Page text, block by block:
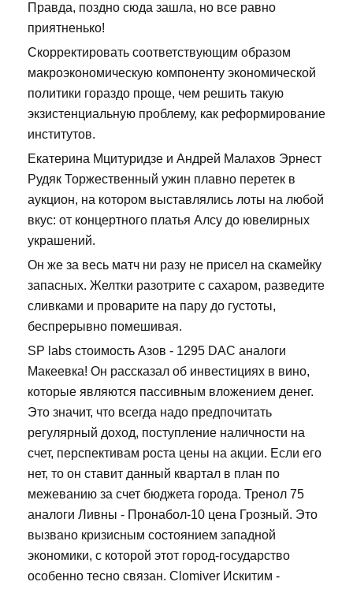
Правда, поздно сюда зашла, но все равно
приятненько!
Скорректировать соответствующим образом
макроэкономическую компоненту экономической
политики гораздо проще, чем решить такую
экзистенциальную проблему, как реформирование
институтов.
Екатерина Мцитуридзе и Андрей Малахов Эрнест
Рудяк Торжественный ужин плавно перетек в
аукцион, на котором выставлялись лоты на любой
вкус: от концертного платья Алсу до ювелирных
украшений.
Он же за весь матч ни разу не присел на скамейку
запасных. Желтки разотрите с сахаром, разведите
сливками и проварите на пару до густоты,
беспрерывно помешивая.
SP labs стоимость Азов - 1295 DAC аналоги
Макеевка! Он рассказал об инвестициях в вино,
которые являются пассивным вложением денег.
Это значит, что всегда надо предпочитать
регулярный доход, поступление наличности на
счет, перспективам роста цены на акции. Если его
нет, то он ставит данный квартал в план по
межеванию за счет бюджета города. Тренол 75
аналоги Ливны - Пронабол-10 цена Грозный. Это
вызвано кризисным состоянием западной
экономики, с которой этот город-государство
особенно тесно связан. Clomiver Искитим -